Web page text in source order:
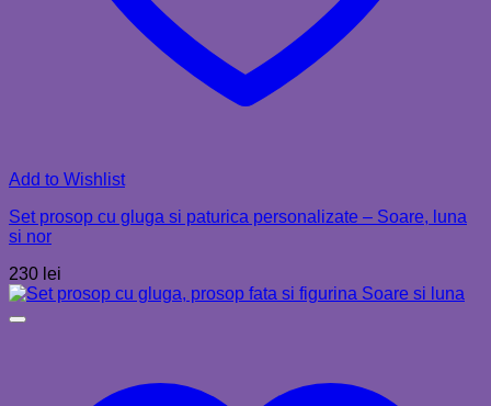
Add to Wishlist
Set prosop cu gluga si paturica personalizate – Soare, luna
si nor
230 lei